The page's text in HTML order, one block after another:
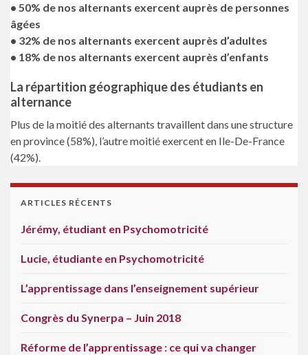
• 50% de nos alternants exercent auprès de personnes
âgées
• 32% de nos alternants exercent auprès d’adultes
• 18% de nos alternants exercent auprès d’enfants
La répartition géographique des étudiants en
alternance
Plus de la moitié des alternants travaillent dans une structure
en province (58%), l’autre moitié exercent en Ile-De-France
(42%).
ARTICLES RÉCENTS
Jérémy, étudiant en Psychomotricité
Lucie, étudiante en Psychomotricité
L’apprentissage dans l’enseignement supérieur
Congrès du Synerpa – Juin 2018
Réforme de l’apprentissage : ce qui va changer